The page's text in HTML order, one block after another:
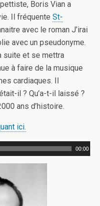
Boris Vian a
Il fréquente St-
avec le roman J’irai
avec un pseudonyme.
suite et se mettra
à faire de la musique
cardiaques. Il
il ? Qu’a-t-il laissé ?
ans d’histoire.
ici.
00:00